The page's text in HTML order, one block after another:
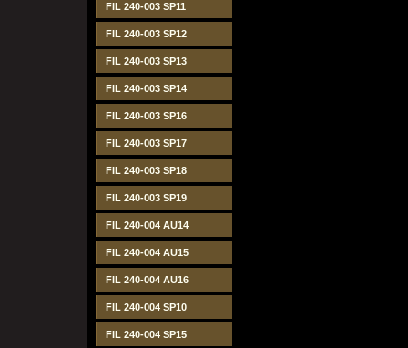
FIL 240-003 SP11
FIL 240-003 SP12
FIL 240-003 SP13
FIL 240-003 SP14
FIL 240-003 SP16
FIL 240-003 SP17
FIL 240-003 SP18
FIL 240-003 SP19
FIL 240-004 AU14
FIL 240-004 AU15
FIL 240-004 AU16
FIL 240-004 SP10
FIL 240-004 SP15